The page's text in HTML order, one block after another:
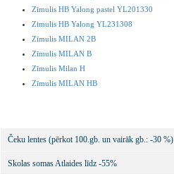
Zīmulis HB Yalong pastel YL201330
Zimulis HB Yalong YL231308
Zīmulis MILAN 2B
Zīmulis MILAN B
Zīmulis Milan H
Zīmulis MILAN HB
Čeku lentes (pērkot 100.gb. un vairāk gb.: -30 %)
Skolas somas Atlaides līdz -55%